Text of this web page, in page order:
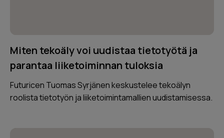
Miten tekoäly voi uudistaa tietotyötä ja
parantaa liiketoiminnan tuloksia
Futuricen Tuomas Syrjänen keskustelee tekoälyn
roolista tietotyön ja liiketoimintamallien uudistamisessa.